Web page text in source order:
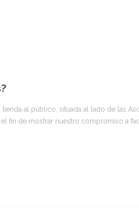
tienda al público, situada al lado de las
fin de mostrar nuestro compromiso a